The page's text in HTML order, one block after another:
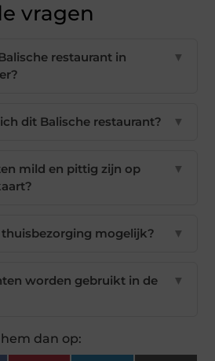
vragen
restaurant in
▼
dit Balische restaurant? ▼
mild en pittig zijn op
▼
mogelijk? ▼
worden gebruikt in de
▼
dan op: